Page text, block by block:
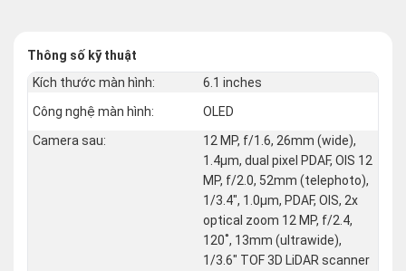
Thông số kỹ thuật
Kích thước màn hình:
6.1 inches
Công nghệ màn hình:
OLED
Camera sau:
12 MP, f/1.6, 26mm (wide),
1.4µm, dual pixel PDAF, OIS 12
MP, f/2.0, 52mm (telephoto),
1/3.4", 1.0µm, PDAF, OIS, 2x
optical zoom 12 MP, f/2.4,
120˚, 13mm (ultrawide),
1/3.6" TOF 3D LiDAR scanner